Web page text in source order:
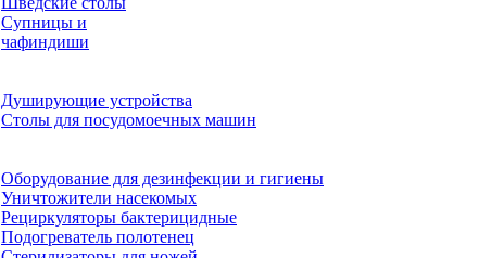
Супницы и
чафиндиши
Душирующие устройства
Столы для посудомоечных машин
Оборудование для дезинфекции и гигиены
Уничтожители насекомых
Рециркуляторы бактерицидные
Подогреватель полотенец